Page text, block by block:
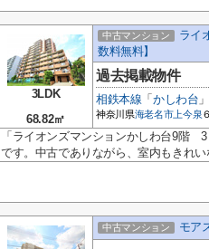
3LDK
68.82㎡
中古マンション
ライ
数料無料】
過去掲載物件
相鉄本線 「かしわ台
神奈川県海老名市上今泉
「ライオンズマンションかしわ台9階
です。中古でありながら、室内もきれ
中古マンション モア